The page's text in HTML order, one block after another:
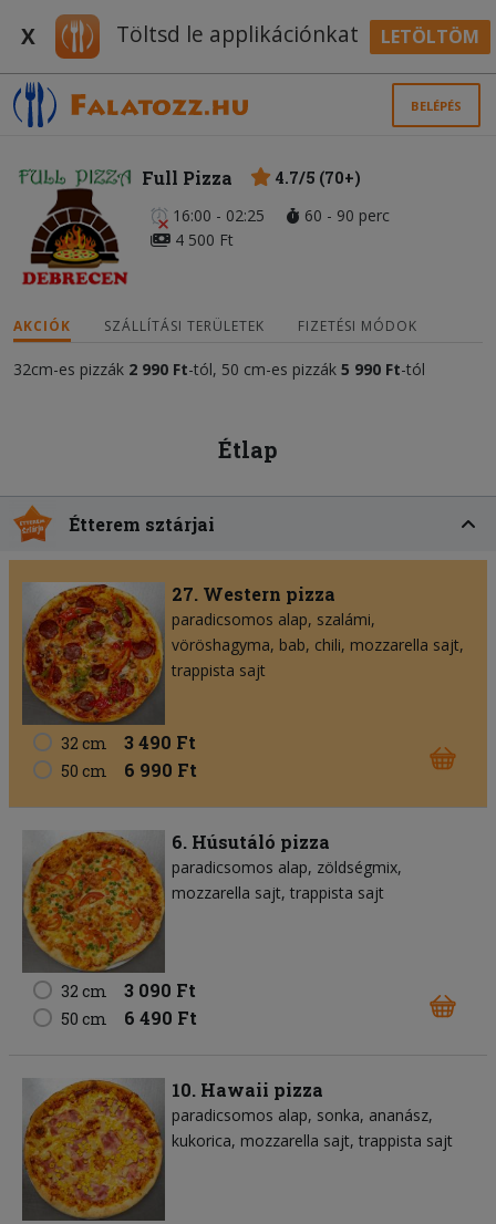
X Töltsd le applikációnkat LETÖLTÖM
BELÉPÉS
Full Pizza
4.7/5 (70+)
16:00 - 02:25
60 - 90 perc
4 500 Ft
AKCIÓK SZÁLLÍTÁSI TERÜLETEK FIZETÉSI MÓDOK
32cm-es pizzák 2 990 Ft-tól, 50 cm-es pizzák 5 990 Ft-tól
Étlap
Étterem sztárjai
27. Western pizza
paradicsomos alap szalámi
vöröshagyma bab chili mozzarella sajt
trappista sajt
32 cm 3 490 Ft
50 cm 6 990 Ft
6. Húsutáló pizza
paradicsomos alap zöldségmix
mozzarella sajt trappista sajt
32 cm 3 090 Ft
50 cm 6 490 Ft
10. Hawaii pizza
paradicsomos alap sonka ananász
kukorica mozzarella sajt trappista sajt